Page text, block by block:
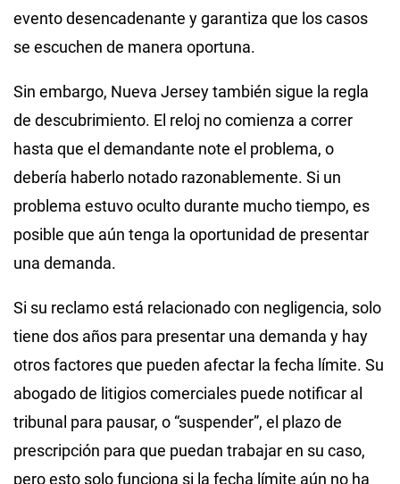
evento desencadenante y garantiza que los casos
se escuchen de manera oportuna.
Sin embargo, Nueva Jersey también sigue la regla
de descubrimiento. El reloj no comienza a correr
hasta que el demandante note el problema, o
debería haberlo notado razonablemente. Si un
problema estuvo oculto durante mucho tiempo, es
posible que aún tenga la oportunidad de presentar
una demanda.
Si su reclamo está relacionado con negligencia, solo
tiene dos años para presentar una demanda y hay
otros factores que pueden afectar la fecha límite. Su
abogado de litigios comerciales puede notificar al
tribunal para pausar, o “suspender”, el plazo de
prescripción para que puedan trabajar en su caso,
pero esto solo funciona si la fecha límite aún no ha